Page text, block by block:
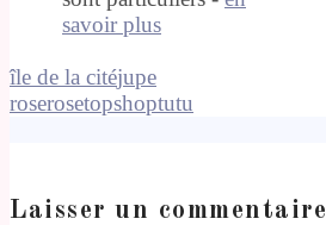
savoir plus
île de la citéjupe
roserosetopshoptutu
Laisser un commentaire